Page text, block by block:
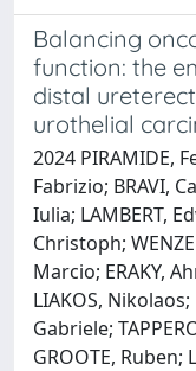
Balancing
function: the
distal
urothelial
2024 PIRAMIDE,
Fabrizio; BRAVI,
Iulia; LAMBERT,
Christoph;
Marcio; ERAKY,
LIAKOS, Nikolaos;
Gabriele;
GROOTE, Ruben;